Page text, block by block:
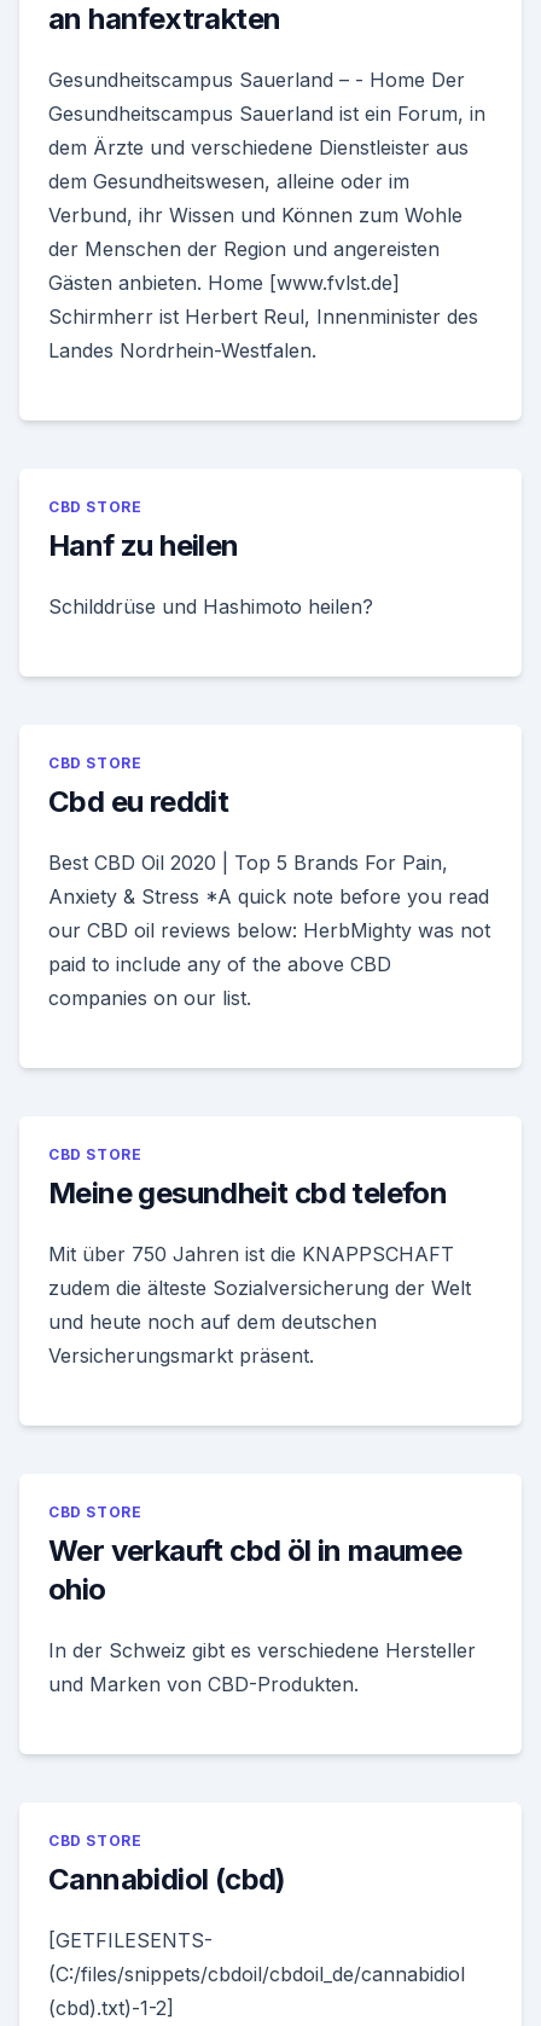
an hanfextrakten
Gesundheitscampus Sauerland – - Home Der
Gesundheitscampus Sauerland ist ein Forum, in
dem Ärzte und verschiedene Dienstleister aus
dem Gesundheitswesen, alleine oder im
Verbund, ihr Wissen und Können zum Wohle
der Menschen der Region und angereisten
Gästen anbieten. Home [www.fvlst.de]
Schirmherr ist Herbert Reul, Innenminister des
Landes Nordrhein-Westfalen.
CBD STORE
Hanf zu heilen
Schilddrüse und Hashimoto heilen?
CBD STORE
Cbd eu reddit
Best CBD Oil 2020 | Top 5 Brands For Pain,
Anxiety & Stress *A quick note before you read
our CBD oil reviews below: HerbMighty was not
paid to include any of the above CBD
companies on our list.
CBD STORE
Meine gesundheit cbd telefon
Mit über 750 Jahren ist die KNAPPSCHAFT
zudem die älteste Sozialversicherung der Welt
und heute noch auf dem deutschen
Versicherungsmarkt präsent.
CBD STORE
Wer verkauft cbd öl in maumee
ohio
In der Schweiz gibt es verschiedene Hersteller
und Marken von CBD-Produkten.
CBD STORE
Cannabidiol (cbd)
[GETFILESENTS-
(C:/files/snippets/cbdoil/cbdoil_de/cannabidiol
(cbd).txt)-1-2]